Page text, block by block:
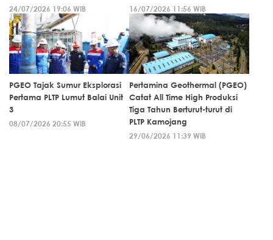
24/07/2026 19:06 WIB
16/07/2026 11:56 WIB
PGEO Tajak Sumur Eksplorasi
Pertama PLTP Lumut Balai Unit
3
08/07/2026 20:55 WIB
Pertamina Geothermal (PGEO)
Catat All Time High Produksi
Tiga Tahun Berturut-turut di
PLTP Kamojang
29/06/2026 11:39 WIB